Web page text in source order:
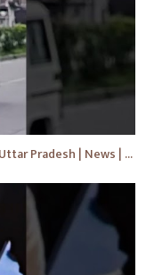
पूर्व सांसद अतीक का बेटा अहमद अली पहुंचे फतेहपुर | Uttar Pradesh | News | #shorts #yt #news #upnews